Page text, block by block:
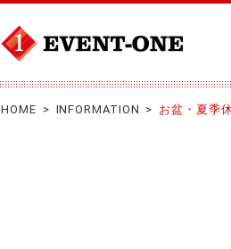
大阪関西でイベントの企画
制作運営をするなら「株式
HOME > INFORMATION > お盆・夏季